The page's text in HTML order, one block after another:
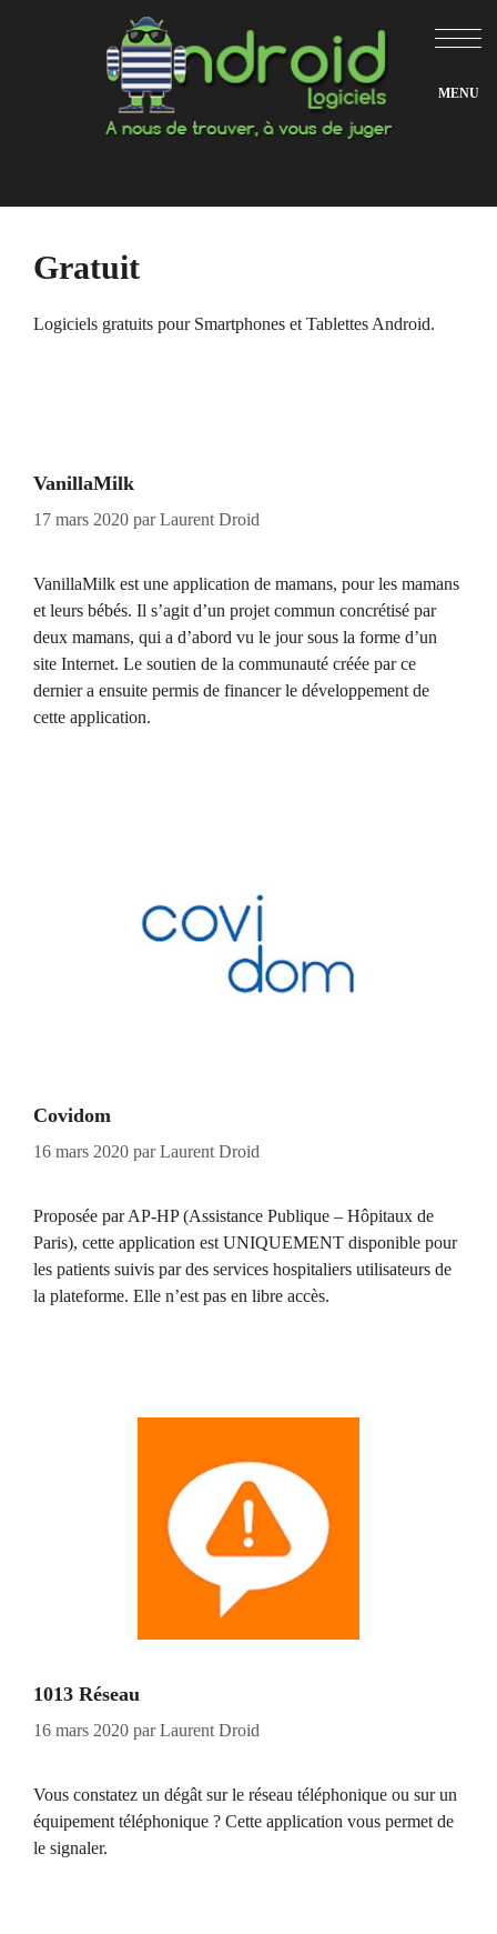
Gratuit
Logiciels gratuits pour Smartphones et Tablettes Android.
VanillaMilk
17 mars 2020 parLaurent Droid
VanillaMilk est une application de mamans, pour les mamans
et leurs bébés. Il s’agit d’un projet commun concrétisé par
deux mamans, qui a d’abord vu le jour sous la forme d’un
site Internet. Le soutien de la communauté créée par ce
dernier a ensuite permis de financer le développement de
cette application.
Covidom
16 mars 2020 parLaurent Droid
Proposée par AP-HP (Assistance Publique – Hôpitaux de
Paris), cette application est UNIQUEMENT disponible pour
les patients suivis par des services hospitaliers utilisateurs de
la plateforme. Elle n’est pas en libre accès.
1013 Réseau
16 mars 2020 parLaurent Droid
Vous constatez un dégât sur le réseau téléphonique ou sur un
équipement téléphonique ? Cette application vous permet de
le signaler.